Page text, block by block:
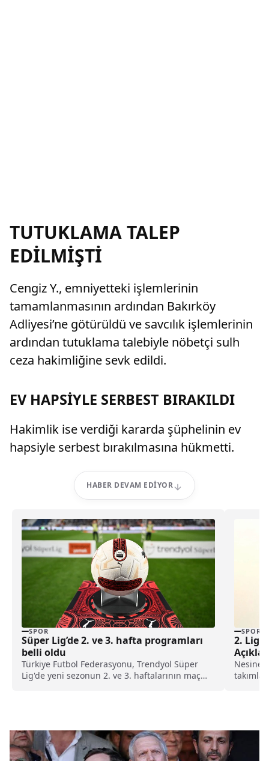
TUTUKLAMA TALEP
EDİLMİŞTİ
Cengiz Y., emniyetteki işlemlerinin
tamamlanmasının ardından Bakırköy
Adliyesi’ne götürüldü ve savcılık işlemlerinin
ardından tutuklama talebiyle nöbetçi sulh
ceza hakimliğine sevk edildi.
EV HAPSİYLE SERBEST BIRAKILDI
Hakimlik ise verdiği kararda şüphelinin ev
hapsiyle serbest bırakılmasına hükmetti.
HABER DEVAM EDIYOR
SPOR
Süper Lig’de 2. ve 3. hafta programları
belli oldu
Türkiye Futbol Federasyonu, Trendyol Süper
Lig'de yeni sezonun 2. ve 3. haftalarının maç
SPOR
2. Lig
Nesine